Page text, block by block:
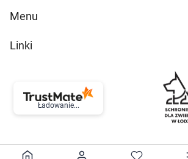
Menu
Linki
Ładowanie...